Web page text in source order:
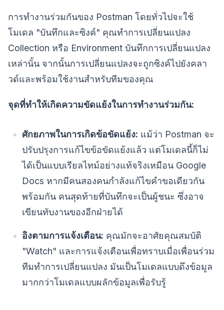
การทำงานร่วมกันของ Postman โดยทั่วไปจะใช้
โมเดล "บันทึกและซิงค์" คุณทำการเปลี่ยนแปลง
Collection หรือ Environment บันทึกการเปลี่ยนแปลง
เหล่านั้น จากนั้นการเปลี่ยนแปลงจะถูกซิงค์ไปยังคลา
วด์และพร้อมใช้งานสำหรับทีมของคุณ
จุดที่ทำให้เกิดความขัดแย้งในการทำงานร่วมกัน:
ศักยภาพในการเกิดข้อขัดแย้ง: แม้ว่า Postman จะ
ปรับปรุงการแก้ไขข้อขัดแย้งแล้ว แต่โมเดลนี้ก็ไม่
ได้เป็นแบบเรียลไทม์อย่างแท้จริงเหมือน Google
Docs หากมีคนสองคนกำลังแก้ไขคำขอเดียวกัน
พร้อมกัน คนสุดท้ายที่บันทึกจะเป็นผู้ชนะ ซึ่งอาจ
เขียนทับงานของอีกฝ่ายได้
อิงตามการแจ้งเตือน: คุณมักจะอาศัยคุณสมบัติ
"Watch" และการแจ้งเตือนเพื่อทราบเมื่อเพื่อนร่วม
ทีมทำการเปลี่ยนแปลง มันเป็นโมเดลแบบดึงข้อมูล
มากกว่าโมเดลแบบผลักข้อมูลเพื่อรับรู้